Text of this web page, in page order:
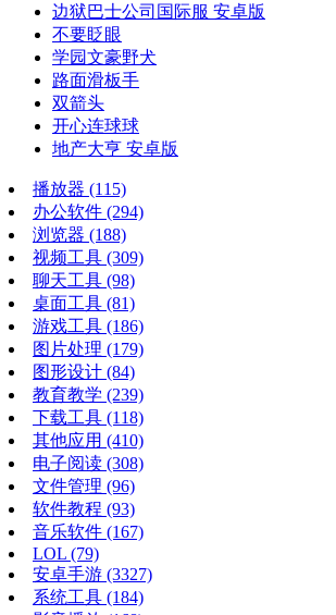
边狱巴士公司国际服 安卓版
不要眨眼
学园文豪野犬
路面滑板手
双箭头
开心连球球
地产大亨 安卓版
播放器 (115)
办公软件 (294)
浏览器 (188)
视频工具 (309)
聊天工具 (98)
桌面工具 (81)
游戏工具 (186)
图片处理 (179)
图形设计 (84)
教育教学 (239)
下载工具 (118)
其他应用 (410)
电子阅读 (308)
文件管理 (96)
软件教程 (93)
音乐软件 (167)
LOL (79)
安卓手游 (3327)
系统工具 (184)